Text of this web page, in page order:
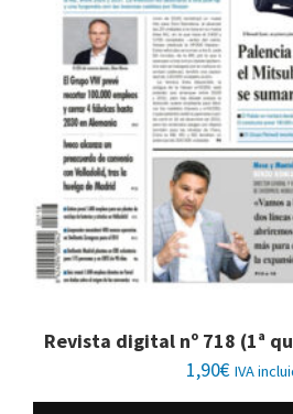
Revista digital nº 718 (1ª
1,90€ IVA